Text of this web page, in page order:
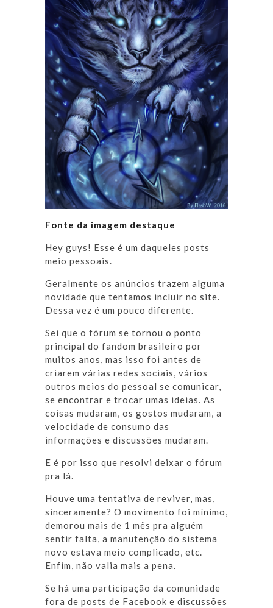
Fonte da imagem destaque
Hey guys! Esse é um daqueles posts
meio pessoais.
Geralmente os anúncios trazem alguma
novidade que tentamos incluir no site.
Dessa vez é um pouco diferente.
Sei que o fórum se tornou o ponto
principal do fandom brasileiro por
muitos anos, mas isso foi antes de
criarem várias redes sociais, vários
outros meios do pessoal se comunicar,
se encontrar e trocar umas ideias. As
coisas mudaram, os gostos mudaram, a
velocidade de consumo das
informações e discussões mudaram.
E é por isso que resolvi deixar o fórum
pra lá.
Houve uma tentativa de reviver, mas,
sinceramente? O movimento foi mínimo,
demorou mais de 1 mês pra alguém
sentir falta, a manutenção do sistema
novo estava meio complicado, etc.
Enfim, não valia mais a pena.
Se há uma participação da comunidade
fora de posts de Facebook e discussões